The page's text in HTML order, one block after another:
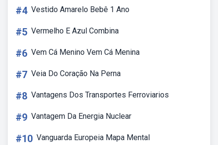
#4 Vestido Amarelo Bebê 1 Ano
#5 Vermelho E Azul Combina
#6 Vem Cá Menino Vem Cá Menina
#7 Veia Do Coração Na Perna
#8 Vantagens Dos Transportes Ferroviarios
#9 Vantagem Da Energia Nuclear
#10 Vanguarda Europeia Mapa Mental